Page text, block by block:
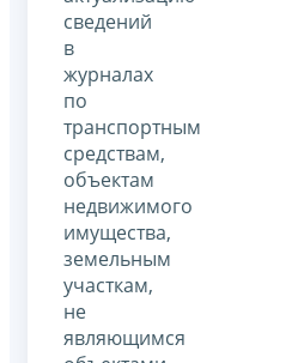
сведений
в
журналах
по
транспортным
средствам,
объектам
недвижимого
имущества,
земельным
участкам,
не
являющимся